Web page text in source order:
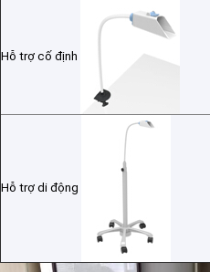
Tham quan nhà máy
Kiểm soát chất lượng
Liên hệ chúng tôi
Các trường hợp
Shopping Online
Hỗ trợ cố định
Hỗ trợ di động